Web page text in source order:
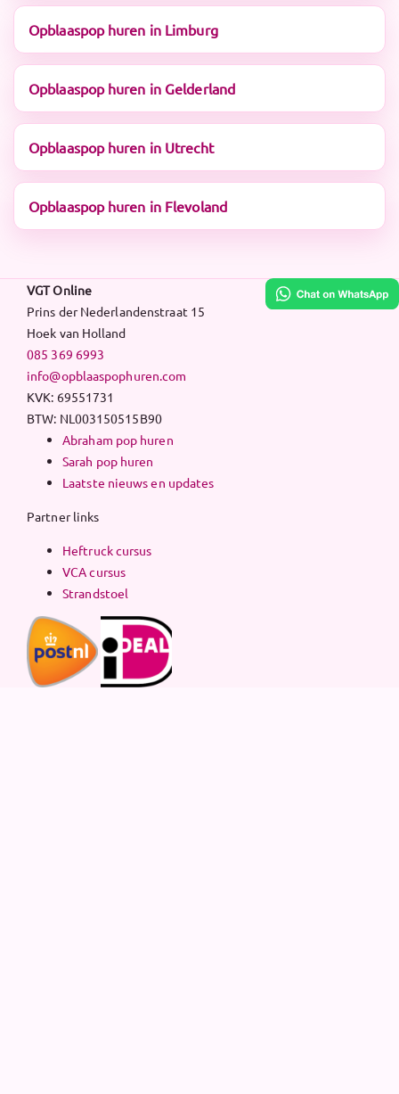
Opblaaspop huren in Limburg
Opblaaspop huren in Gelderland
Opblaaspop huren in Utrecht
Opblaaspop huren in Flevoland
VGT Online
Prins der Nederlandenstraat 15
Hoek van Holland
085 369 6993
info@opblaaspophuren.com
KVK: 69551731
BTW: NL003150515B90
Abraham pop huren
Sarah pop huren
Laatste nieuws en updates
Partner links
Heftruck cursus
VCA cursus
Strandstoel